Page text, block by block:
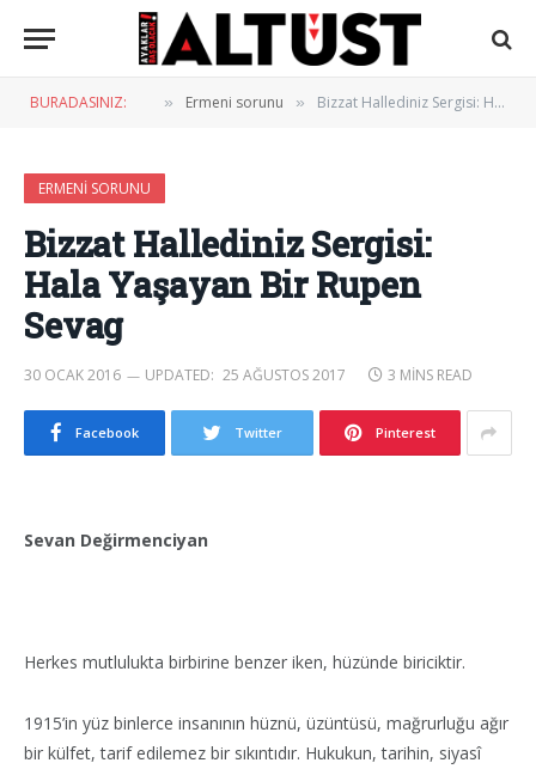
BURADASINIZ: » Ermeni sorunu » Bizzat Hallediniz Sergisi: Hala Yaşayan Bir Rupen Sevag
ERMENI SORUNU
Bizzat Hallediniz Sergisi:
Hala Yaşayan Bir Rupen
Sevag
30 OCAK 2016 UPDATED: 25 AĞUSTOS 2017 3 MINS READ
Facebook Twitter Pinterest
Sevan Değirmenciyan
Herkes mutlulukta birbirine benzer iken, hüzünde biriciktir.
1915’in yüz binlerce insanının hüznü, üzüntüsü, mağrurluğu ağır
bir külfet, tarif edilemez bir sıkıntıdır. Hukukun, tarihin, siyasî